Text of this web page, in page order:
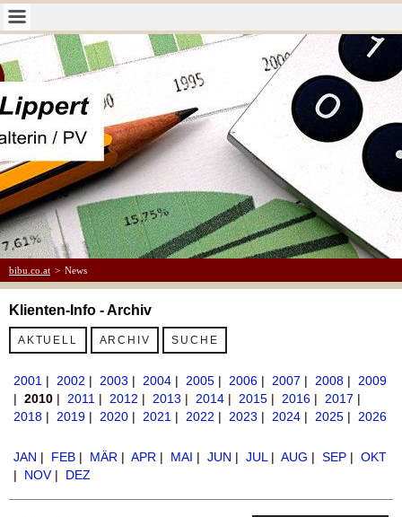
bibu.co.at > News
Klienten-Info - Archiv
AKTUELL ARCHIV SUCHE
2001 | 2002 | 2003 | 2004 | 2005 | 2006 | 2007 | 2008 | 2009
| 2010 | 2011 | 2012 | 2013 | 2014 | 2015 | 2016 | 2017 |
2018 | 2019 | 2020 | 2021 | 2022 | 2023 | 2024 | 2025 | 2026
JAN | FEB | MÄR | APR | MAI | JUN | JUL | AUG | SEP | OKT
| NOV| DEZ